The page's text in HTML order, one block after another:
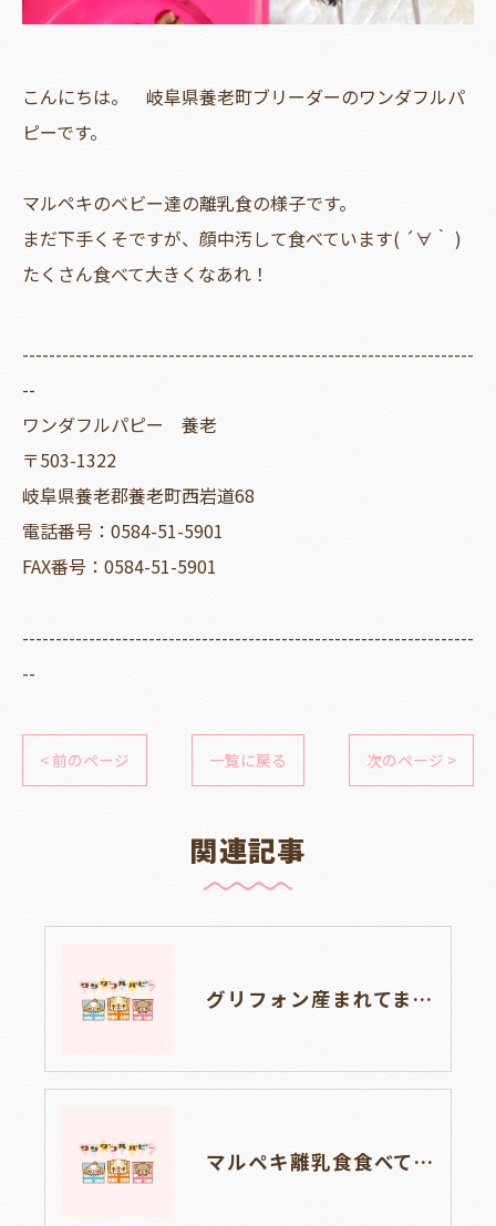
こんにちは。 岐阜県養老町ブリーダーのワンダフルパ
ピーです。
マルペキのベビー達の離乳食の様子です。
まだ下手くそですが、顔中汚して食べています( ´∀｀ )
たくさん食べて大きくなあれ！
--------------------------------------------------------------------
--
ワンダフルパピー 養老
〒503-1322
岐阜県養老郡養老町西岩道68
電話番号：0584-51-5901
FAX番号：0584-51-5901
--------------------------------------------------------------------
--
< 前のページ 一覧に戻る 次のページ >
関連記事
グリフォン産まれてます。岐阜県養老町ブリーダーのワンダフルパピーです。
マルペキ離乳食食べています。岐阜県養老町ブリーダーのワンダフルパピーです。